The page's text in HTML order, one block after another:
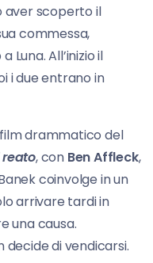
aver scoperto il
commessa,
Luna. All’inizio il
i due entrano in
film drammatico del
, con Ben Affleck,
coinvolge in un
arrivare tardi in
una causa.
decide di vendicarsi.